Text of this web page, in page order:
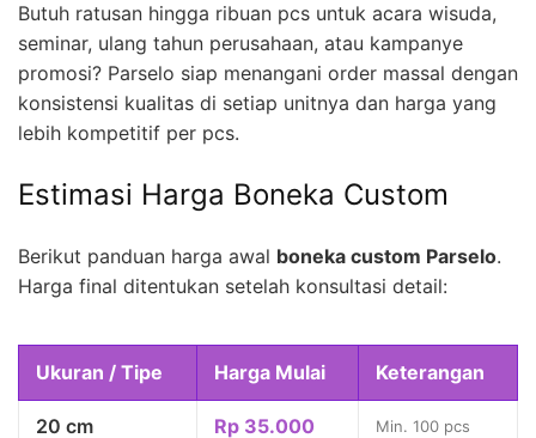
Butuh ratusan hingga ribuan pcs untuk acara wisuda,
seminar, ulang tahun perusahaan, atau kampanye
promosi? Parselo siap menangani order massal dengan
konsistensi kualitas di setiap unitnya dan harga yang
lebih kompetitif per pcs.
Estimasi Harga Boneka Custom
Berikut panduan harga awal boneka custom Parselo.
Harga final ditentukan setelah konsultasi detail:
Ukuran / Tipe Harga Mulai Keterangan
20 cm Rp 35.000 Min. 100 pcs